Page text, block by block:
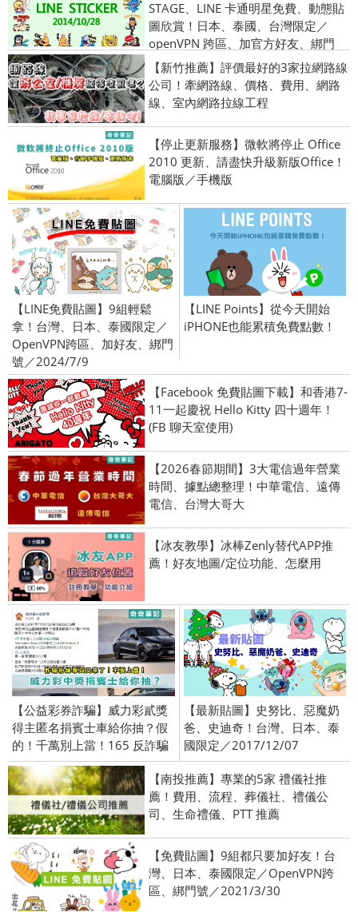
STAGE、LINE 卡通明星免費、動態貼
圖欣賞！日本、泰國、台灣限定／
openVPN 跨區、加官方好友、綁門
號、安裝程式
【新竹推薦】評價最好的3家拉網路線
公司！牽網路線、價格、費用、網路
線、室內網路拉線工程
【停止更新服務】微軟將停止 Office
2010 更新、請盡快升級新版Office！
電腦版／手機版
【LINE免費貼圖】9組輕鬆
拿！台灣、日本、泰國限定／
OpenVPN跨區、加好友、綁門
號／2024/7/9
【LINE Points】從今天開始
iPHONE也能累積免費點數！
【Facebook 免費貼圖下載】和香港7-
11一起慶祝 Hello Kitty 四十週年！
(FB 聊天室使用)
【2026春節期間】3大電信過年營業
時間、據點總整理！中華電信、遠傳
電信、台灣大哥大
【冰友教學】冰棒Zenly替代APP推
薦！好友地圖/定位功能、怎麼用
【公益彩券詐騙】威力彩貳獎
得主匿名捐賓士車給你抽？假
的！千萬別上當！165 反詐騙
【最新貼圖】史努比、惡魔奶
爸、史迪奇！台灣、日本、泰
國限定／2017/12/07
【南投推薦】專業的5家 禮儀社推
薦！費用、流程、葬儀社、禮儀公
司、生命禮儀、PTT 推薦
【免費貼圖】9組都只要加好友！台
灣、日本、泰國限定／OpenVPN跨
區、綁門號／2021/3/30